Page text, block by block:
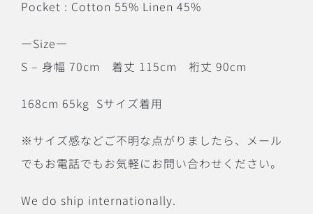
Pocket : Cotton 55% Linen 45%
―Size―
S – 身幅 70cm 着丈 115cm 裄丈 90cm
168cm 65kg Sサイズ着用
※サイズ感などご不明な点がりましたら、メール
でもお電話でもお気軽にお問い合わせください。
We do ship internationally.